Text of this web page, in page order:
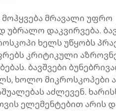
მოჰყვება მრავალი უფრო
დაკვირვება.
ხელს უწყობს
კრიტიკული
ბავშვები
ხოლო მიკროსკოპები
აძლევენ.
ელემენტებით არის